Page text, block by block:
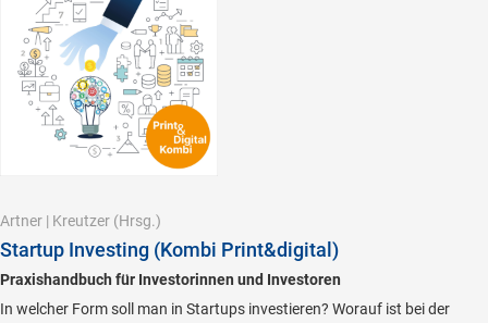
Artner | Kreutzer (Hrsg.)
Startup Investing (Kombi Print&digital)
Praxishandbuch für Investorinnen und Investoren
In welcher Form soll man in Startups investieren? Worauf ist bei der